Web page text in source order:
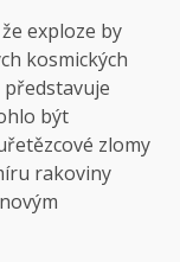
exploze by
kosmických
představuje
být
zlomy
rakoviny